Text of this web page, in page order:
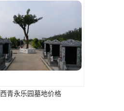
西青永乐园墓地价格